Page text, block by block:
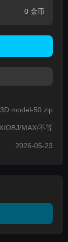
0 金币
model-50.zip
OBJ/MAX/不等
2026-05-23